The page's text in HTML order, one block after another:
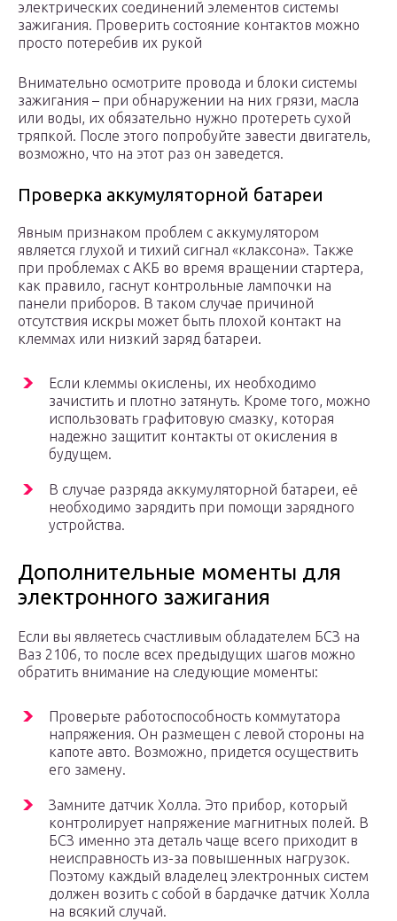
электрических соединений элементов системы
зажигания. Проверить состояние контактов можно
просто потеребив их рукой
Внимательно осмотрите провода и блоки системы
зажигания – при обнаружении на них грязи, масла
или воды, их обязательно нужно протереть сухой
тряпкой. После этого попробуйте завести двигатель,
возможно, что на этот раз он заведется.
Проверка аккумуляторной батареи
Явным признаком проблем с аккумулятором
является глухой и тихий сигнал «клаксона». Также
при проблемах с АКБ во время вращении стартера,
как правило, гаснут контрольные лампочки на
панели приборов. В таком случае причиной
отсутствия искры может быть плохой контакт на
клеммах или низкий заряд батареи.
Если клеммы окислены, их необходимо
зачистить и плотно затянуть. Кроме того, можно
использовать графитовую смазку, которая
надежно защитит контакты от окисления в
будущем.
В случае разряда аккумуляторной батареи, её
необходимо зарядить при помощи зарядного
устройства.
Дополнительные моменты для
электронного зажигания
Если вы являетесь счастливым обладателем БСЗ на
Ваз 2106, то после всех предыдущих шагов можно
обратить внимание на следующие моменты:
Проверьте работоспособность коммутатора
напряжения. Он размещен с левой стороны на
капоте авто. Возможно, придется осуществить
его замену.
Замните датчик Холла. Это прибор, который
контролирует напряжение магнитных полей. В
БСЗ именно эта деталь чаще всего приходит в
неисправность из-за повышенных нагрузок.
Поэтому каждый владелец электронных систем
должен возить с собой в бардачке датчик Холла
на всякий случай.